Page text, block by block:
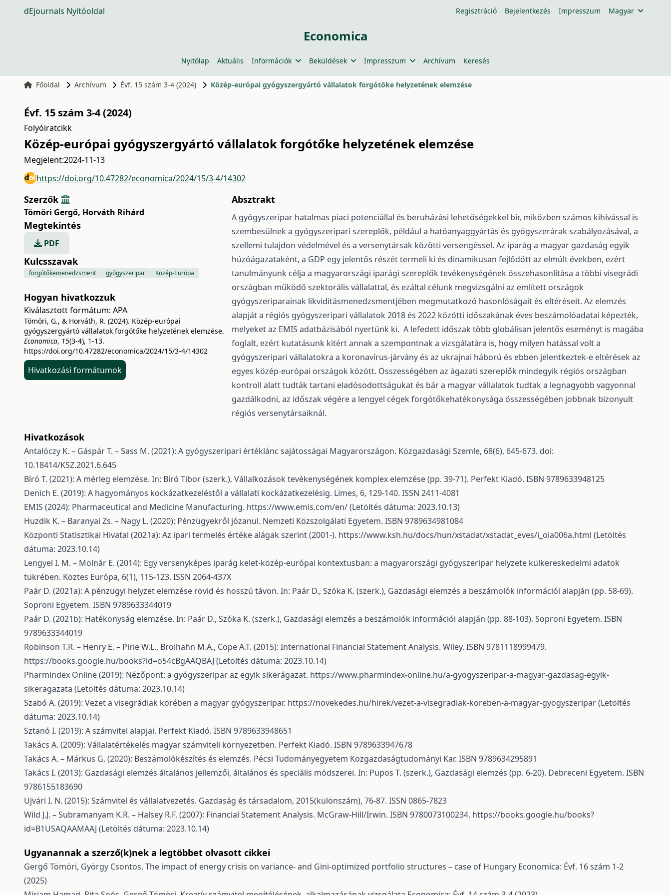
dEjournals Nyitóoldal Regisztráció Bejelentkezés Impresszum Magyar
Economica
Nyitólap Aktuális Információk Beküldések Impresszum Archívum Keresés
Főoldal Archívum Évf. 15 szám 3-4 (2024) Közép-európai gyógyszergyártó vállalatok forgótőke helyzetének elemzése
Évf. 15 szám 3-4 (2024)
Folyóiratcikk
Közép-európai gyógyszergyártó vállalatok forgótőke helyzetének elemzése
Megjelent:2024-11-13
https://doi.org/10.47282/economica/2024/15/3-4/14302
Szerzők
Tömöri Gergő, Horváth Rihárd
Megtekintés
PDF
Kulcsszavak
forgótőkemenedzsment gyógyszeripar Közép-Európa
Hogyan hivatkozzuk
Kiválasztott formátum: APA
Tömöri, G., & Horváth, R. (2024). Közép-európai
gyógyszergyártó vállalatok forgótőke helyzetének elemzése.
Economica, 15(3-4), 1-13.
https://doi.org/10.47282/economica/2024/15/3-4/14302
Hivatkozási formátumok
Absztrakt
A gyógyszeripar hatalmas piaci potenciállal és beruházási lehetőségekkel bír, miközben számos kihívással is
szembesülnek a gyógyszeripari szereplők, például a hatóanyaggyártás és gyógyszerárak szabályozásával, a
szellemi tulajdon védelmével és a versenytársak közötti versengéssel. Az iparág a magyar gazdaság egyik
húzóágazataként, a GDP egy jelentős részét termeli ki és dinamikusan fejlődött az elmúlt években, ezért
tanulmányunk célja a magyarországi iparági szereplők tevékenységének összehasonlítása a többi visegrádi
országban működő szektorális vállalattal, és ezáltal célunk megvizsgálni az említett országok
gyógyszeriparainak likviditásmenedzsmentjében megmutatkozó hasonlóságait és eltéréseit. Az elemzés
alapját a régiós gyógyszeripari vállalatok 2018 és 2022 közötti időszakának éves beszámolóadatai képezték,
melyeket az EMIS adatbázisából nyertünk ki. A lefedett időszak több globálisan jelentős eseményt is magába
foglalt, ezért kutatásunk kitért annak a szempontnak a vizsgálatára is, hogy milyen hatással volt a
gyógyszeripari vállalatokra a koronavírus-járvány és az ukrajnai háború és ebben jelentkeztek-e eltérések az
egyes közép-európai országok között. Összességében az ágazati szereplők mindegyik régiós országban
kontroll alatt tudták tartani eladósodottságukat és bár a magyar vállalatok tudtak a legnagyobb vagyonnal
gazdálkodni, az időszak végére a lengyel cégek forgótőkehatékonysága összességében jobbnak bizonyult
régiós versenytársaiknál.
Hivatkozások
Antalóczy K. – Gáspár T. – Sass M. (2021): A gyógyszeripari értéklánc sajátosságai Magyarországon. Közgazdasági Szemle, 68(6), 645-673. doi:
10.18414/KSZ.2021.6.645
Bíró T. (2021): A mérleg elemzése. In: Bíró Tibor (szerk.), Vállalkozások tevékenységének komplex elemzése (pp. 39-71). Perfekt Kiadó. ISBN 9789633948125
Denich E. (2019): A hagyományos kockázatkezeléstől a vállalati kockázatkezelésig. Limes, 6, 129-140. ISSN 2411-4081
EMIS (2024): Pharmaceutical and Medicine Manufacturing. https://www.emis.com/en/(Letöltés dátuma: 2023.10.13)
Huzdik K. – Baranyai Zs. – Nagy L. (2020): Pénzügyekről józanul. Nemzeti Közszolgálati Egyetem. ISBN 9789634981084
Központi Statisztikai Hivatal (2021a): Az ipari termelés értéke alágak szerint (2001-). https://www.ksh.hu/docs/hun/xstadat/xstadat_eves/i_oia006a.html (Letöltés
dátuma: 2023.10.14)
Lengyel I. M. – Molnár E. (2014): Egy versenyképes iparág kelet-közép-európai kontextusban: a magyarországi gyógyszeripar helyzete külkereskedelmi adatok
tükrében. Köztes Európa, 6(1), 115-123. ISSN 2064-437X
Paár D. (2021a): A pénzügyi helyzet elemzése rövid és hosszú távon. In: Paár D., Szóka K. (szerk.), Gazdasági elemzés a beszámolók információi alapján (pp. 58-69).
Soproni Egyetem. ISBN 9789633344019
Paár D. (2021b): Hatékonyság elemzése. In: Paár D., Szóka K. (szerk.), Gazdasági elemzés a beszámolók információi alapján (pp. 88-103). Soproni Egyetem. ISBN
9789633344019
Robinson T.R. – Henry E. – Pirie W.L., Broihahn M.A., Cope A.T. (2015): International Financial Statement Analysis. Wiley. ISBN 9781118999479.
https://books.google.hu/books?id=o54cBgAAQBAJ (Letöltés dátuma: 2023.10.14)
Pharmindex Online (2019): Nézőpont: a gyógyszeripar az egyik sikerágazat. https://www.pharmindex-online.hu/a-gyogyszeripar-a-magyar-gazdasag-egyik-
sikeragazata (Letöltés dátuma: 2023.10.14)
Szabó A. (2019): Vezet a visegrádiak körében a magyar gyógyszeripar. https://novekedes.hu/hirek/vezet-a-visegradiak-koreben-a-magyar-gyogyszeripar(Letöltés
dátuma: 2023.10.14)
Sztanó I. (2019): A számvitel alapjai. Perfekt Kiadó. ISBN 9789633948651
Takács A. (2009): Vállalatértékelés magyar számviteli környezetben. Perfekt Kiadó. ISBN 9789633947678
Takács A. – Márkus G. (2020): Beszámolókészítés és elemzés. Pécsi Tudományegyetem Közgazdaságtudományi Kar. ISBN 9789634295891
Takács I. (2013): Gazdasági elemzés általános jellemzői, általános és speciális módszerei. In: Pupos T. (szerk.), Gazdasági elemzés (pp. 6-20). Debreceni Egyetem. ISBN
9786155183690
Ujvári I. N. (2015): Számvitel és vállalatvezetés. Gazdaság és társadalom, 2015(különszám), 76-87. ISSN 0865-7823
Wild J.J. – Subramanyam K.R. – Halsey R.F. (2007): Financial Statement Analysis. McGraw-Hill/Irwin. ISBN 9780073100234. https://books.google.hu/books?
id=B1USAQAAMAAJ (Letöltés dátuma: 2023.10.14)
Ugyanannak a szerző(k)nek a legtöbbet olvasott cikkei
Gergő Tömöri, György Csontos, The impact of energy crisis on variance- and Gini-optimized portfolio structures – case of Hungary Economica: Évf. 16 szám 1-2
(2025)